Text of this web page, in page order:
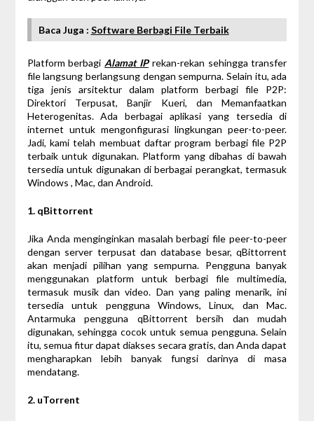
Baca Juga : Software Berbagi File Terbaik
Platform berbagi Alamat IPrekan-rekan sehingga transfer
file langsung berlangsung dengan sempurna. Selain itu, ada
tiga jenis arsitektur dalam platform berbagi file P2P:
Direktori Terpusat, Banjir Kueri, dan Memanfaatkan
Heterogenitas. Ada berbagai aplikasi yang tersedia di
internet untuk mengonfigurasi lingkungan peer-to-peer.
Jadi, kami telah membuat daftar program berbagi file P2P
terbaik untuk digunakan. Platform yang dibahas di bawah
tersedia untuk digunakan di berbagai perangkat, termasuk
Windows , Mac, dan Android.
1. qBittorrent
Jika Anda menginginkan masalah berbagi file peer-to-peer
dengan server terpusat dan database besar, qBittorrent
akan menjadi pilihan yang sempurna. Pengguna banyak
menggunakan platform untuk berbagi file multimedia,
termasuk musik dan video. Dan yang paling menarik, ini
tersedia untuk pengguna Windows, Linux, dan Mac.
Antarmuka pengguna qBittorrent bersih dan mudah
digunakan, sehingga cocok untuk semua pengguna. Selain
itu, semua fitur dapat diakses secara gratis, dan Anda dapat
mengharapkan lebih banyak fungsi darinya di masa
mendatang.
2. uTorrent